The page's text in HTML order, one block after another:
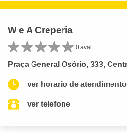
W e A Creperia
0 aval.
Praça General Osório, 333,
ver horario de
ver telefone